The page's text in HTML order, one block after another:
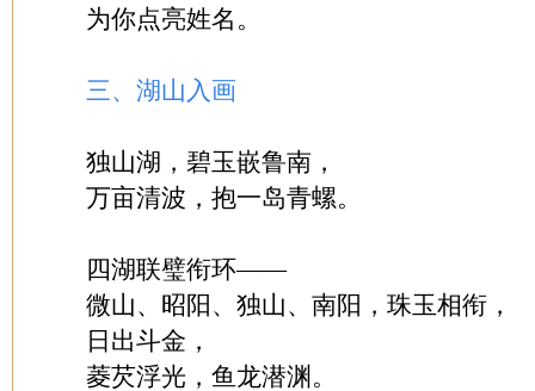
为你点亮姓名。
三、湖山入画
独山湖，碧玉嵌鲁南，
万亩清波，抱一岛青螺。
四湖联璧衔环——
微山、昭阳、独山、南阳，珠玉相衔，
日出斗金，
菱芡浮光，鱼龙潜渊。